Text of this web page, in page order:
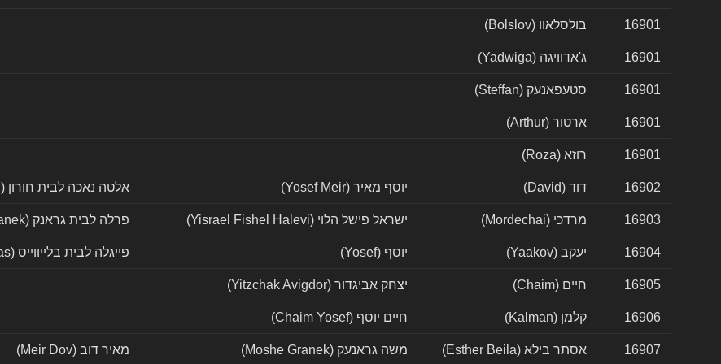
16901 בולסלאוו (Bolslov)
16901 ג'אדוויגה (Yadwiga)
16901 סטעפאנעק (Steffan)
16901 ארטור (Arthur)
16901 רוזא (Roza)
16902 דוד (David) יוסף מאיר (Yosef Meir) אלטה נאכה לבית חורון (Alta Nacha Churon)
16903 מרדכי (Mordechai) ישראל פישל הלוי (Yisrael Fishel Halevi) פרלה לבית גראנק (Perel Granek)
16904 יעקב (Yaakov) יוסף (Yosef) פייגלה לבית בלייווייס (Fiegla nee Blejwas)
16905 חיים (Chaim) יצחק אביגדור (Yitzchak Avigdor)
16906 קלמן (Kalman) חיים יוסף (Chaim Yosef)
16907 אסתר בילא (Esther Beila) משה גראנעק (Moshe Granek) מאיר דוב (Meir Dov)